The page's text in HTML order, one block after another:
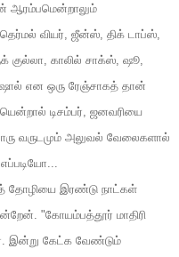
ஆரம்பமென்றாலும்
வியர், ஜீன்ஸ், திக் டாப்ஸ்,
காலில் சாக்ஸ், ஷூ,
ஷால் என ஒரு ரேஞ்சாகத் தான்
டிசம்பர், ஜனவரியை
வருடமும் அலுவல் வேலைகளால்
தோழியை இரண்டு நாட்கள்
"கோயம்பத்தூர் மாதிரி
இன்று கேட்க வேண்டும்